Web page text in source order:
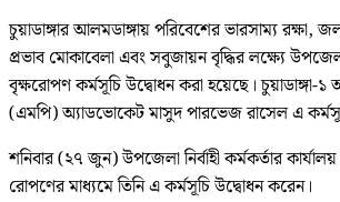
চুয়াডাঙ্গার আলমডাঙ্গায় পরিবেশের ভারসাম্য রক্ষা,
প্রভাব মোকাবেলা এবং সবুজায়ন বৃদ্ধির লক্ষ্যে
বৃক্ষরোপণ কর্মসূচি উদ্বোধন করা হয়েছে।
(এমপি) অ্যাডভোকেট মাসুদ পারভেজ রাসেল এ
শনিবার (২৭ জুন) উপজেলা নির্বাহী কর্মকর্তার কার্যালয়
রোপণের মাধ্যমে তিনি এ কর্মসূচি উদ্বোধন করেন।